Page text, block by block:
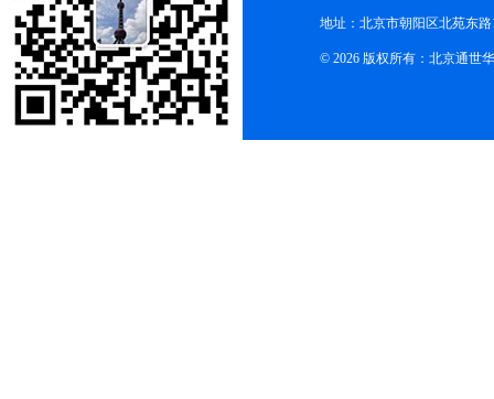
地址：北京市朝阳区北苑东路
© 2026 版权所有：北京通世